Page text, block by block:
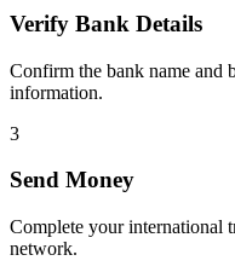
Verify Bank Details
Confirm the bank name and
information.
3
Send Money
Complete your international
network.